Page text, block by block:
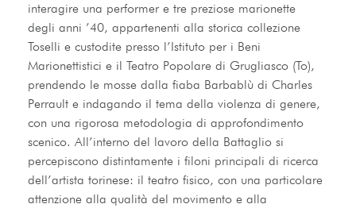
interagire una performer e tre preziose marionette
degli anni ’40, appartenenti alla storica collezione
Toselli e custodite presso l’Istituto per i Beni
Marionettistici e il Teatro Popolare di Grugliasco (To),
prendendo le mosse dalla fiaba Barbablù di Charles
Perrault e indagando il tema della violenza di genere,
con una rigorosa metodologia di approfondimento
scenico. All’interno del lavoro della Battaglio si
percepiscono distintamente i filoni principali di ricerca
dell’artista torinese: il teatro fisico, con una particolare
attenzione alla qualità del movimento e alla